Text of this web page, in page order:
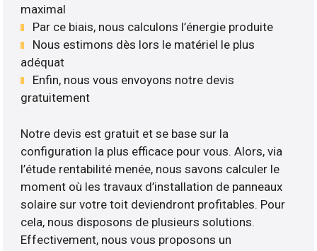
maximal
Par ce biais, nous calculons l’énergie produite
Nous estimons dès lors le matériel le plus
adéquat
Enfin, nous vous envoyons notre devis
gratuitement
Notre devis est gratuit et se base sur la
configuration la plus efficace pour vous. Alors, via
l’étude rentabilité menée, nous savons calculer le
moment où les travaux d’installation de panneaux
solaire sur votre toit deviendront profitables. Pour
cela, nous disposons de plusieurs solutions.
Effectivement, nous vous proposons un